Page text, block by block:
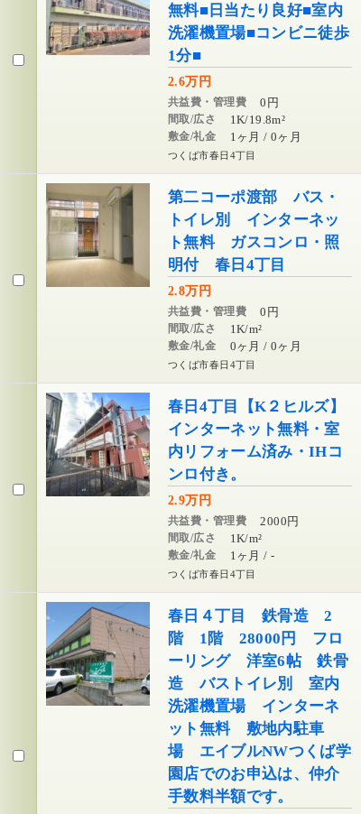
無料■日当たり良好■室内
洗濯機置場■コンビニ徒歩
1分■
2.6万円
共益費・管理費 0円
間取/広さ 1K/19.8m²
敷金/礼金 1ヶ月 / 0ヶ月
つくば市春日4丁目
第二コーポ渡部 バス・
トイレ別 インターネッ
ト無料 ガスコンロ・照
明付 春日4丁目
2.8万円
共益費・管理費 0円
間取/広さ 1K/m²
敷金/礼金 0ヶ月 / 0ヶ月
つくば市春日4丁目
春日4丁目【K２ヒルズ】
インターネット無料・室
内リフォーム済み・IHコ
ンロ付き。
2.9万円
共益費・管理費 2000円
間取/広さ 1K/m²
敷金/礼金 1ヶ月 / -
つくば市春日4丁目
春日４丁目 鉄骨造 2
階 1階 28000円 フロ
ーリング 洋室6帖 鉄骨
造 バストイレ別 室内
洗濯機置場 インターネ
ット無料 敷地内駐車
場 エイブルNWつくば学
園店でのお申込は、仲介
手数料半額です。